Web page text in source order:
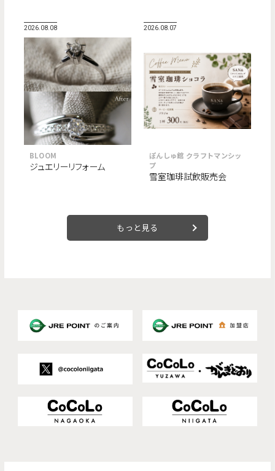
2026.08.08
BLOOM
ジュエリーリフォーム
2026.08.07
ぽんしゅ館 クラフトマンシッ
プ
雪室珈琲試飲販売会
もっと見る